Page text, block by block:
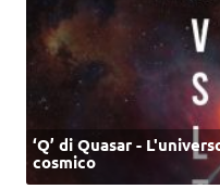
‘Q’ di Quasar -
cosmico